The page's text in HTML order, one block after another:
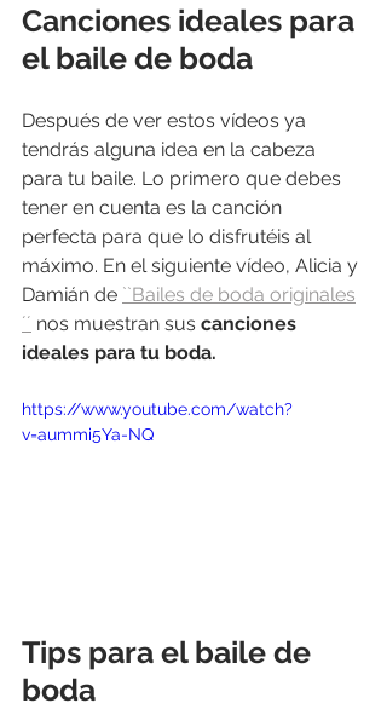
Canciones ideales para
el baile de boda
Después de ver estos vídeos ya
tendrás alguna idea en la cabeza
para tu baile. Lo primero que debes
tener en cuenta es la canción
perfecta para que lo disfrutéis al
máximo. En el siguiente vídeo, Alicia y
Damián de ``Bailes de boda originales
´´ nos muestran sus canciones
ideales para tu boda.
https://www.youtube.com/watch?
v=aummi5Ya-NQ
Tips para el baile de
boda